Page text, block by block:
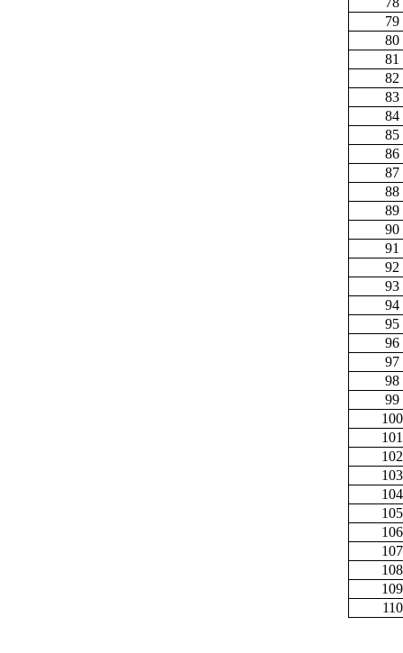
79
80
81
82
83
84
85
86
87
88
89
90
91
92
93
94
95
96
97
98
99
100
101
102
103
104
105
106
107
108
109
110